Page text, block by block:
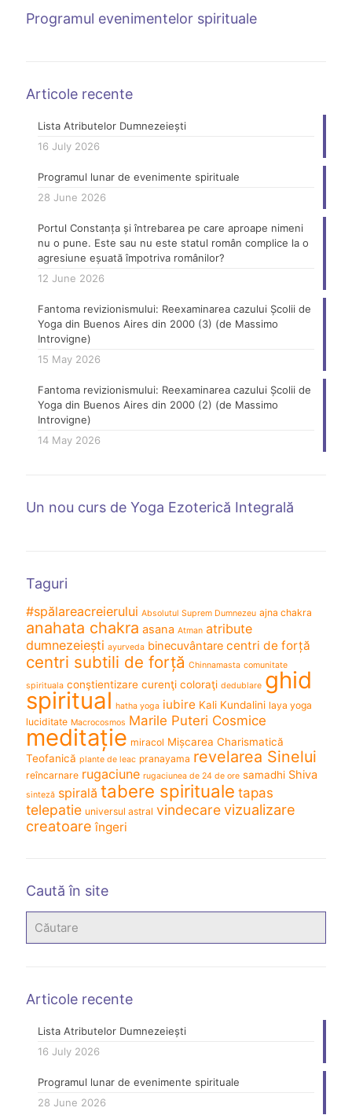
Programul evenimentelor spirituale
Articole recente
Lista Atributelor Dumnezeiești
16 July 2026
Programul lunar de evenimente spirituale
28 June 2026
Portul Constanța și întrebarea pe care aproape nimeni
nu o pune. Este sau nu este statul român complice la o
agresiune eșuată împotriva românilor?
12 June 2026
Fantoma revizionismului: Reexaminarea cazului Școlii de
Yoga din Buenos Aires din 2000 (3) (de Massimo
Introvigne)
15 May 2026
Fantoma revizionismului: Reexaminarea cazului Școlii de
Yoga din Buenos Aires din 2000 (2) (de Massimo
Introvigne)
14 May 2026
Un nou curs de Yoga Ezoterică Integrală
Taguri
#spălareacreierului Absolutul Suprem Dumnezeu ajna chakra
anahata chakra asana Atman atribute
dumnezeiești ayurveda binecuvântare centri de forță
centri subtili de forță Chinnamasta comunitate
spirituala conştientizare curenţi coloraţi dedublare ghid
spiritual hatha yoga iubire Kali Kundalini laya yoga
luciditate Macrocosmos Marile Puteri Cosmice
meditație miracol Mișcarea Charismatică
Teofanică plante de leac pranayama revelarea Sinelui
reîncarnare rugaciune rugaciunea de 24 de ore samadhi Shiva
sinteză spirală tabere spirituale tapas
telepatie universul astral vindecarevizualizare
creatoare îngeri
Caută în site
Articole recente
Lista Atributelor Dumnezeiești
16 July 2026
Programul lunar de evenimente spirituale
28 June 2026